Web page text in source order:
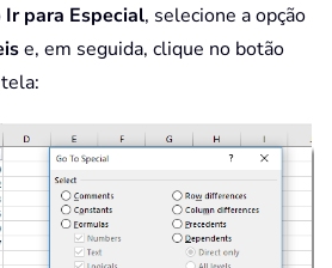
Ir para Especial, selecione a opção
e, em seguida, clique no botão